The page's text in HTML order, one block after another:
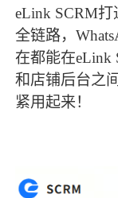
eLink SCRM
全链路，
在都能在eLink
和店铺后台之
紧用起来！